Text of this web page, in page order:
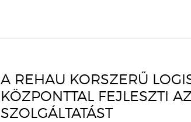
A REHAU KORSZERŰ
KÖZPONTTAL FEJLESZTI
SZOLGÁLTATÁST